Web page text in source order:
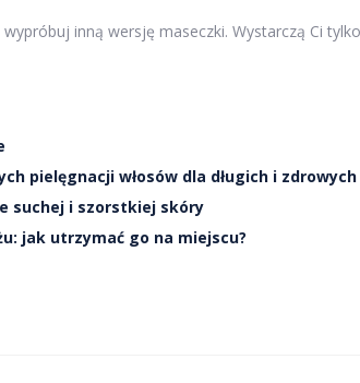
inną wersję maseczki. Wystarczą Ci tylko
pielęgnacji włosów dla długich i zdrowych
suchej i szorstkiej skóry
jak utrzymać go na miejscu?